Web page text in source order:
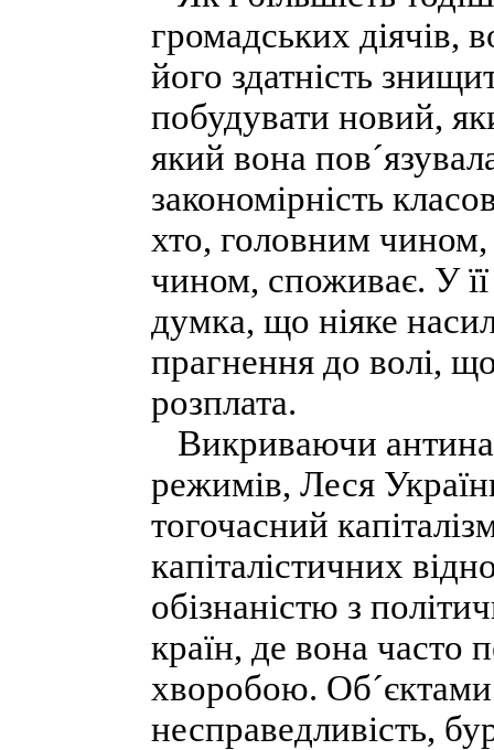
громадських діячів,
його здатність
побудувати новий,
який вона
закономірність
хто, головним
чином, споживає. У
думка, що ніяке
прагнення до волі,
розплата.
Викриваючи
режимів, Леся
тогочасний
капіталістичних
обізнаністю з
країн, де вона часто
хворобою. Об´єктами
несправедливість,